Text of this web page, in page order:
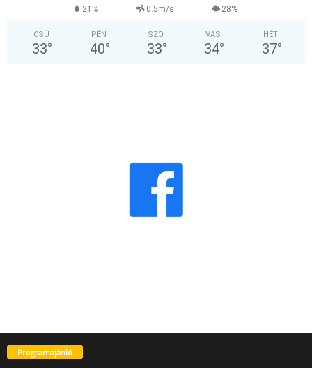
21% 0.5m/s 28%
CSÜ
33°
PÉN
40°
SZO
33°
VAS
34°
HÉT
37°
Programajánló